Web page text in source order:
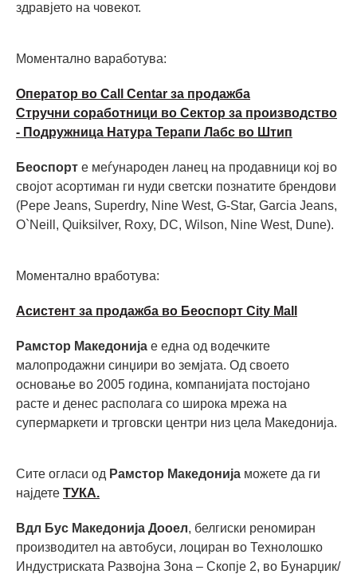
здравјето на човекот.
Моментално ваработува:
Оператор во Call Centar за продажба
Стручни соработници во Сектор за производство
- Подружница Натура Терапи Лабс во Штип
Беоспорт е меѓународен ланец на продавници кој во
својот асортиман ги нуди светски познатите брендови
(Pepe Jeans, Superdry, Nine West, G-Star, Garcia Jeans,
O`Neill, Quiksilver, Roxy, DC, Wilson, Nine West, Dune).
Моментално вработува:
Асистент за продажба во Беоспорт City Mall
Рамстор Македонија е една од водечките
малопродажни синџири во земјата. Од своето
основање во 2005 година, компанијата постојано
расте и денес располага со широка мрежа на
супермаркети и трговски центри низ цела Македонија.
Сите огласи од Рамстор Македонија можете да ги
најдете ТУКА.
Вдл Бус Македонија Дооел, белгиски реномиран
производител на автобуси, лоциран во Технолошко
Индустриската Развојна Зона – Скопје 2, во Бунарџик/